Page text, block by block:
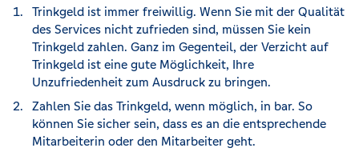
Trinkgeld ist immer freiwillig. Wenn Sie mit der Qualität
des Services nicht zufrieden sind, müssen Sie kein
Trinkgeld zahlen. Ganz im Gegenteil, der Verzicht auf
Trinkgeld ist eine gute Möglichkeit, Ihre
Unzufriedenheit zum Ausdruck zu bringen.
Zahlen Sie das Trinkgeld, wenn möglich, in bar. So
können Sie sicher sein, dass es an die entsprechende
Mitarbeiterin oder den Mitarbeiter geht.